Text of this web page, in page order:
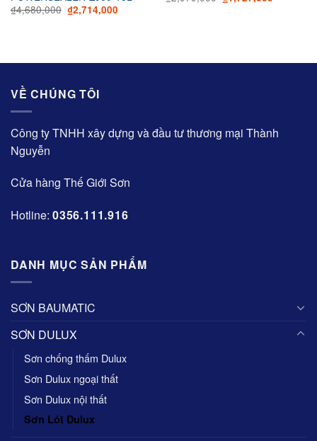
₫4,680,000 Original
price
₫2,714,000Current price
VỀ CHÚNG TÔI
Công ty TNHH xây dựng và đầu tư thương mại Thành
Nguyễn
Cửa hàng Thế Giới Sơn
Hotline: 0356.111.916
DANH MỤC SẢN PHẨM
SƠN BAUMATIC
SƠN DULUX
Sơn chống thấm Dulux
Sơn Dulux ngoại thất
Sơn Dulux nội thất
Sơn Lót Dulux